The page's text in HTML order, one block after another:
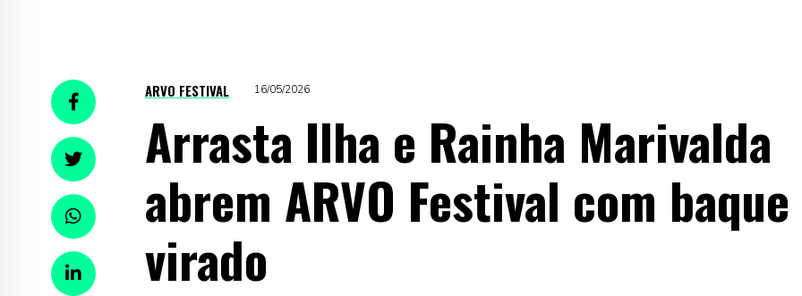
ARVO FESTIVAL 16/05/2026
Arrasta Ilha e Rainha Marivalda
abrem ARVO Festival com baque
virado